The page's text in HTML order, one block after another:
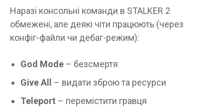
Наразі консольні команди в STALKER 2
обмежені, але деякі чіти працюють (через
конфіг-файли чи дебаг-режим):
God Mode – безсмертя
Give All
– видати зброю та ресурси
Teleport – перемістити гравця